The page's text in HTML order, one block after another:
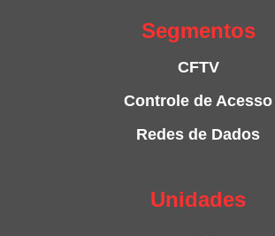
Segmentos
CFTV
Controle de Acesso
Redes de Dados
Unidades